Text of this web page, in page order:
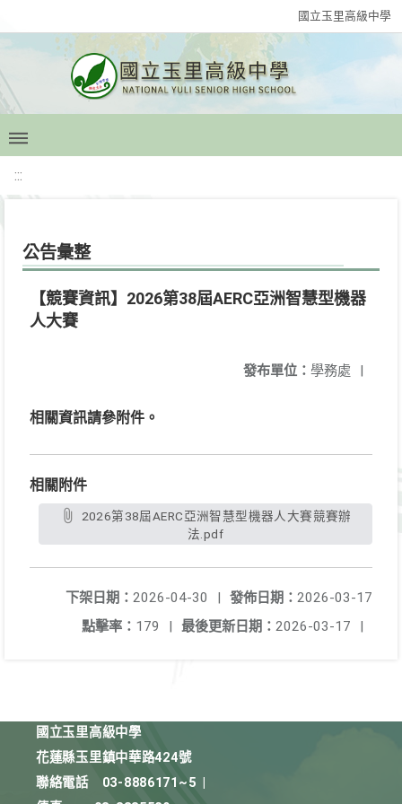
國立玉里高級中學
:::
公告彙整
【競賽資訊】2026第38屆AERC亞洲智慧型機器
人大賽
發布單位： 學務處 |
相關資訊請參附件。
相關附件
法.pdf
發佈日期： 2026-03-17
下架日期： 2026-04-30
|
最後更新日期： 2026-03-17 |
點擊率： 179 |
國立玉里高級中學
花蓮縣玉里鎮中華路424號
聯絡電話
03-8886171~5